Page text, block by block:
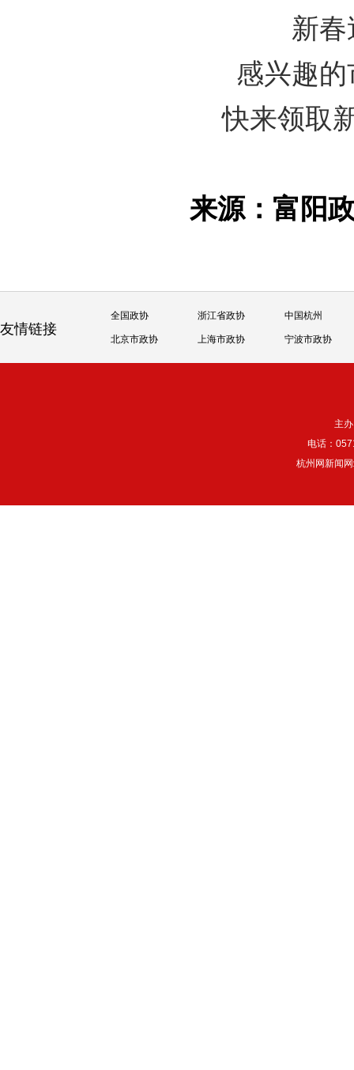
新
感兴趣
快来领取
来源：富
友情链接
全国政协 浙江省政协 中国杭州
北京市政协 上海市政协 宁波市政协
主
电话：
杭州网新闻